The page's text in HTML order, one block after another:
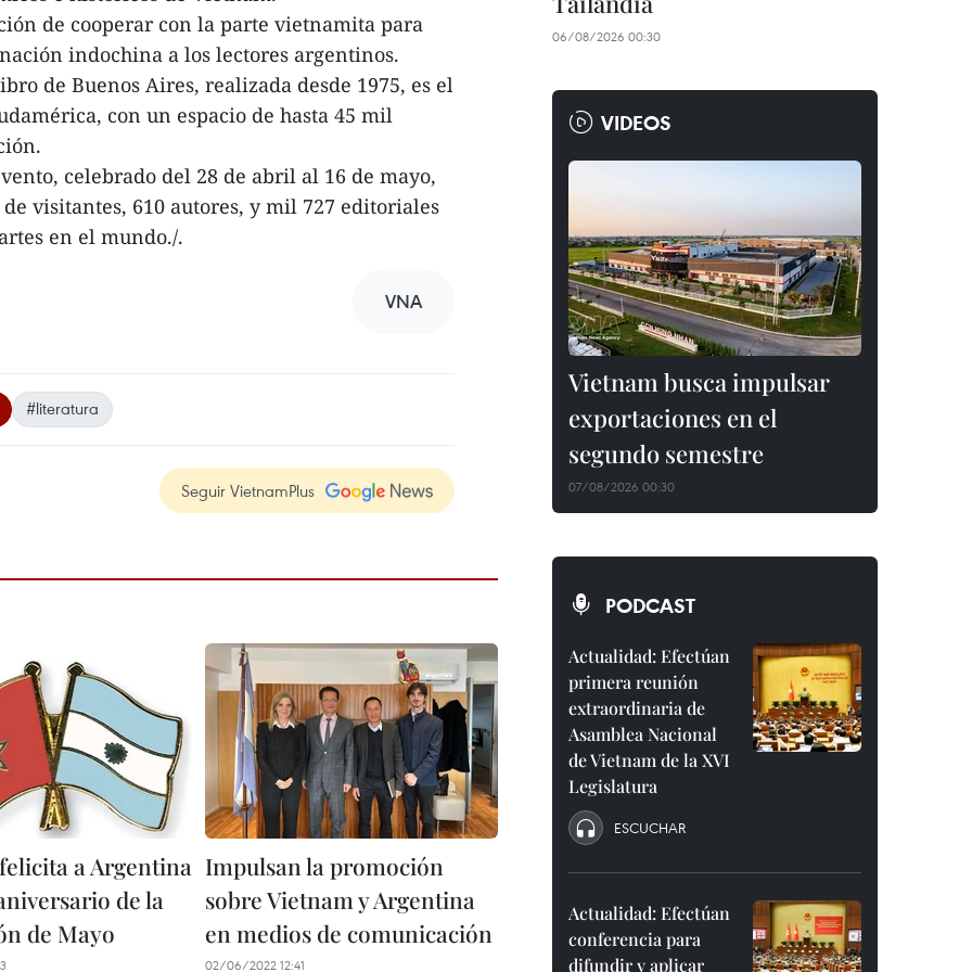
de cooperar con la parte vietnamita para
indochina a los lectores argentinos.
de Buenos Aires, realizada desde 1975, es el
con un espacio de hasta 45 mil
celebrado del 28 de abril al 16 de mayo,
visitantes, 610 autores, y mil 727 editoriales
en el mundo./.
VNA
#literatura
Seguir VietnamPlus
a Argentina
de la
de Mayo
Impulsan la promoción
sobre Vietnam y Argentina
en medios de comunicación
02/06/2022 12:41
06/08/2026 00:30
VIDEOS
Vietnam busca impulsar
exportaciones en el
segundo semestre
07/08/2026 00:30
PODCAST
Actualidad: Efectúan
primera reunión
extraordinaria de
Asamblea Nacional
de Vietnam de la XVI
Legislatura
ESCUCHAR
Actualidad: Efectúan
conferencia para
difundir y aplicar